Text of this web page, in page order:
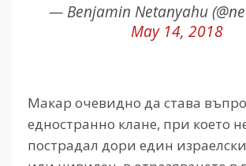
— Benjamin Netanyahu
May 14, 2018
Макар очевидно да става
едностранно клане, при което
пострадал дори един